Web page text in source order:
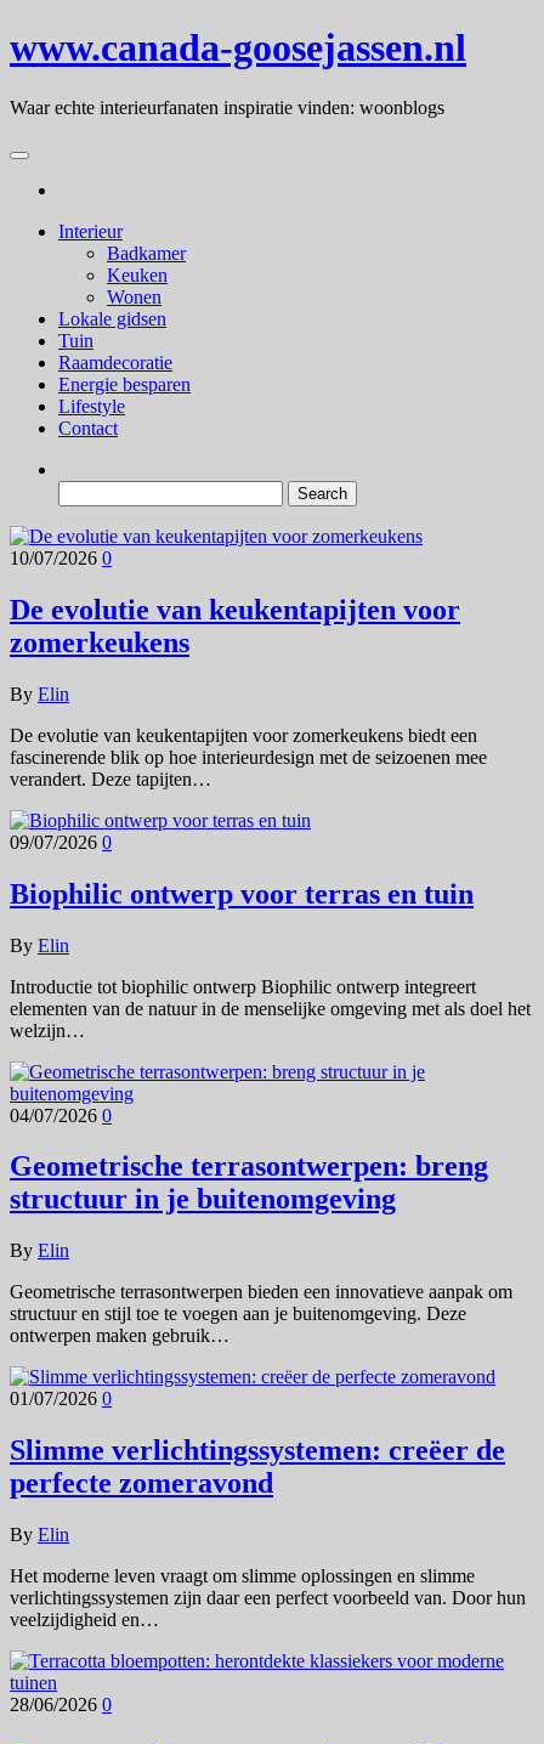
to
content
www.canada-goosejassen.nl
Waar echte interieurfanaten inspiratie vinden: woonblogs
Interieur
Badkamer
Keuken
Wonen
Lokale gidsen
Tuin
Raamdecoratie
Energie besparen
Lifestyle
Contact
for:
10/07/2026 0
De evolutie van keukentapijten voor
zomerkeukens
By Elin
De evolutie van keukentapijten voor zomerkeukens biedt een
fascinerende blik op hoe interieurdesign met de seizoenen mee
verandert. Deze tapijten…
09/07/2026 0
Biophilic ontwerp voor terras en tuin
By Elin
Introductie tot biophilic ontwerp Biophilic ontwerp integreert
elementen van de natuur in de menselijke omgeving met als doel het
welzijn…
04/07/2026 0
Geometrische terrasontwerpen: breng
structuur in je buitenomgeving
By Elin
Geometrische terrasontwerpen bieden een innovatieve aanpak om
structuur en stijl toe te voegen aan je buitenomgeving. Deze
ontwerpen maken gebruik…
01/07/2026 0
Slimme verlichtingssystemen: creëer de
perfecte zomeravond
By Elin
Het moderne leven vraagt om slimme oplossingen en slimme
verlichtingssystemen zijn daar een perfect voorbeeld van. Door hun
veelzijdigheid en…
28/06/2026 0